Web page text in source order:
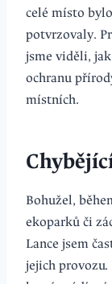
celé místo
potvrzovaly.
jsme viděli,
ochranu
místních.
Bohužel,
ekoparků či
Lance jsem
jejich